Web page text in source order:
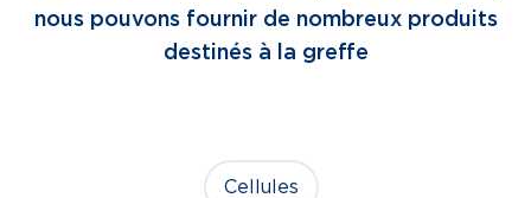
nous pouvons fournir de nombreux produits
destinés à la greffe
Cellules